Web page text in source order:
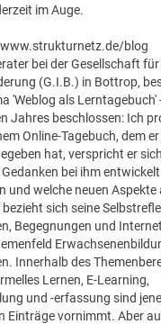
im Auge.
blog
bei der Gesellschaft
(G.I.B.) in Bottrop,
'Weblog als Lerntagebuch'
Jahres beschlossen: Ich
Online-Tagebuch, dem
hat, verspricht er
bei ihm
und welche neuen
sich seine
Begegnungen und
Innerhalb des
Lernen, E-Learning,
und -erfassung sind
Einträge vornimmt. Aber